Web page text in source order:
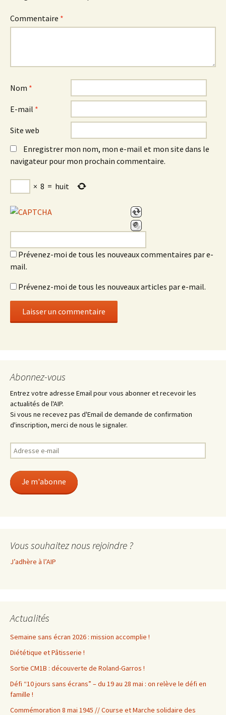
Commentaire *
Nom *
E-mail *
Site web
Enregistrer mon nom, mon e-mail et mon site dans le
navigateur pour mon prochain commentaire.
× 8 = huit
Prévenez-moi de tous les nouveaux commentaires par e-
mail.
Prévenez-moi de tous les nouveaux articles par e-mail.
Abonnez-vous
Entrez votre adresse Email pour vous abonner et recevoir les
actualités de l'AIP.
Si vous ne recevez pas d'Email de demande de confirmation
d'inscription, merci de nous le signaler.
Adresse
e-
Je m'abonne
Vous souhaitez nous rejoindre ?
J’adhère à l’AIP
Actualités
Semaine sans écran 2026 : mission accomplie !
Diététique et Pâtisserie !
Sortie CM1B : découverte de Roland-Garros !
Défi “10 jours sans écrans” – du 19 au 28 mai : on relève le défi en
famille !
Commémoration 8 mai 1945 // Course et Marche solidaire des